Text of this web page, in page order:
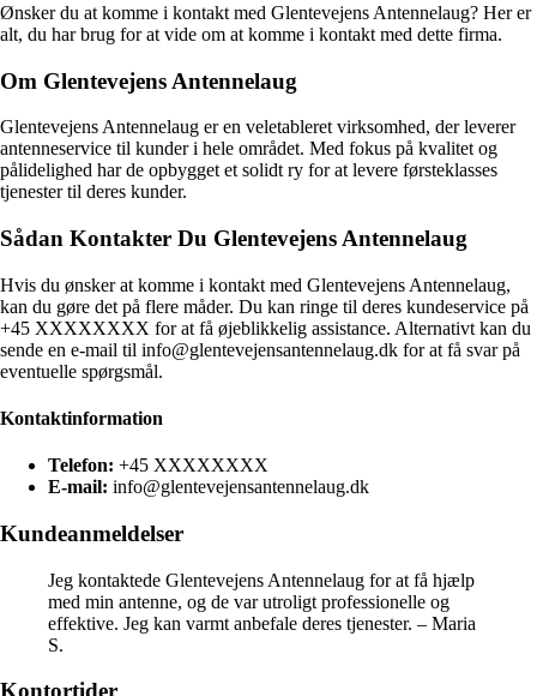
Ønsker du at komme i kontakt med Glentevejens Antennelaug? Her er
alt, du har brug for at vide om at komme i kontakt med dette firma.
Om Glentevejens Antennelaug
Glentevejens Antennelaug er en veletableret virksomhed, der leverer
antenneservice til kunder i hele området. Med fokus på kvalitet og
pålidelighed har de opbygget et solidt ry for at levere førsteklasses
tjenester til deres kunder.
Sådan Kontakter Du Glentevejens Antennelaug
Hvis du ønsker at komme i kontakt med Glentevejens Antennelaug,
kan du gøre det på flere måder. Du kan ringe til deres kundeservice på
+45 XXXXXXXX for at få øjeblikkelig assistance. Alternativt kan du
sende en e-mail til info@glentevejensantennelaug.dk for at få svar på
eventuelle spørgsmål.
Kontaktinformation
Telefon: +45 XXXXXXXX
E-mail: info@glentevejensantennelaug.dk
Kundeanmeldelser
Jeg kontaktede Glentevejens Antennelaug for at få hjælp
med min antenne, og de var utroligt professionelle og
effektive. Jeg kan varmt anbefale deres tjenester. – Maria
S.